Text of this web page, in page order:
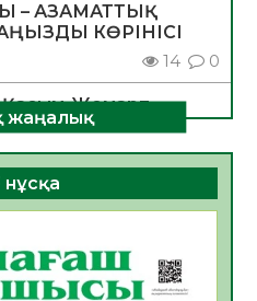
– АЗАМАТТЫҚ
КӨРІНІСІ
14 0
Қасым-Жомарт
құттықтауы
4 0
тәртіп» атты
бағдарламасы арқылы
жаңалық
нұсқа